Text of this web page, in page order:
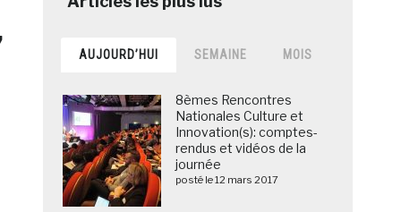
AUJOURD’HUI SEMAINE MOIS
8èmes Rencontres
Nationales Culture et
Innovation(s): comptes-
rendus et vidéos de la
journée
posté le 12 mars 2017